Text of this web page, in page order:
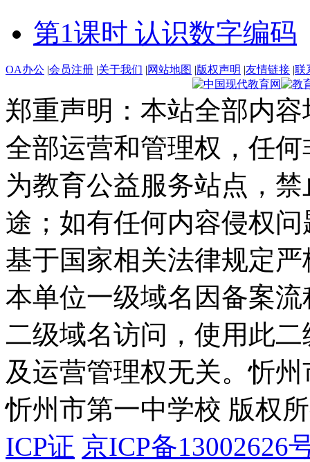
第1课时 认识数字编码
OA办公 |会员注册 |关于我们 |网站地图 |版权声明 |友情链接 |联
郑重声明：本站全部内
全部运营和管理权，任
为教育公益服务站点，
途；如有任何内容侵权
基于国家相关法律规定
本单位一级域名因备案
二级域名访问，使用此
及运营管理权无关。忻州
忻州市第一中学校 版权
ICP证 京ICP备13002626